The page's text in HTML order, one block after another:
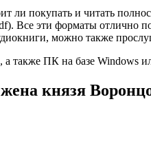
ли покупать и читать
Все эти форматы отлично
можно также
также ПК на базе Windows
князя